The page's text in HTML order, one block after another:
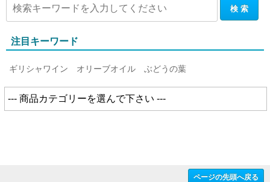
注目キーワード
ギリシャワイン オリーブオイル ぶどうの葉
ページの先頭へ戻る